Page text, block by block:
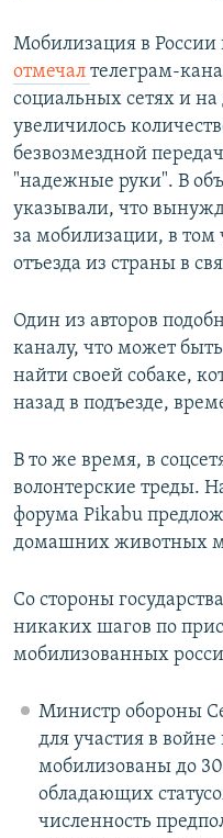
Мобилизация в России
отмечал телеграм-
социальных сетях и
увеличилось
безвозмездной
"надежные руки". В
указывали, что
за мобилизации, в том
отъезда из страны в
Один из авторов
каналу, что может
найти своей собаке,
назад в подъезде,
В то же время, в
волонтерские треды.
форума Pikabu
домашних животных
Со стороны
никаких шагов по
мобилизованных
Министр обороны
для участия в
мобилизованы до
обладающих
численность